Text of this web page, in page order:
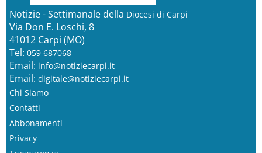
Notizie - Settimanale della Diocesi di Carpi
Via Don E. Loschi, 8
41012 Carpi (MO)
Tel: 059 687068
Email: info@notiziecarpi.it
Email: digitale@notiziecarpi.it
Chi Siamo
Contatti
Abbonamenti
Privacy